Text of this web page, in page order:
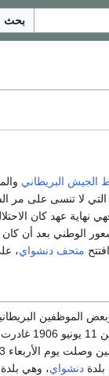
بحث
الجيش البريطاني
لا تنسى على مر
عهد كان
الوطني بعد أن
متحف دنشواي، على بعد
الموظفين
الأربعاء 13 يونيو إلى
دنشواي، وهي